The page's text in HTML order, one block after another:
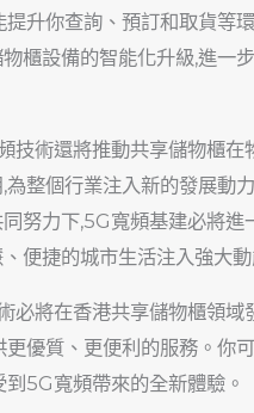
提升你查詢、預訂和取貨等
櫃設備的智能化升級,進一
技術還將推動共享儲物櫃在
為整個行業注入新的發展動
努力下,5G寬頻基建必將進
便捷的城市生活注入強大動
必將在香港共享儲物櫃領域
更優質、更便利的服務。你
到5G寬頻帶來的全新體驗。